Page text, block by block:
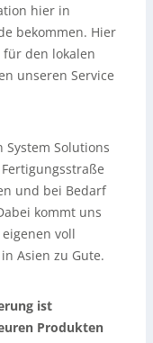
hier in
bekommen. Hier
den lokalen
unseren Service
Solutions
und bei Bedarf
kommt uns
voll
Asien zu Gute.
ist
Produkten